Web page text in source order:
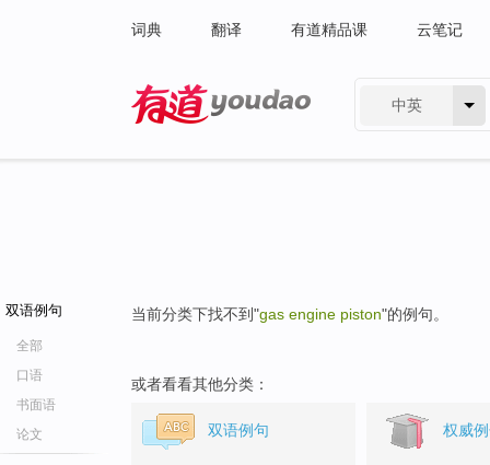
词典 翻译 有道精品课 云笔记
中英
双语例句
全部
口语
书面语
论文
当前分类下找不到"gas engine piston"的例句。
或者看看其他分类：
双语例句 权威